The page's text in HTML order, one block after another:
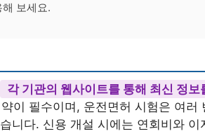
보세요.
각 기관의 웹사이트를 통해 최신 정보
이 필수이며, 운전면허 시험은 여러
니다. 신용 개설 시에는 연회비와 이